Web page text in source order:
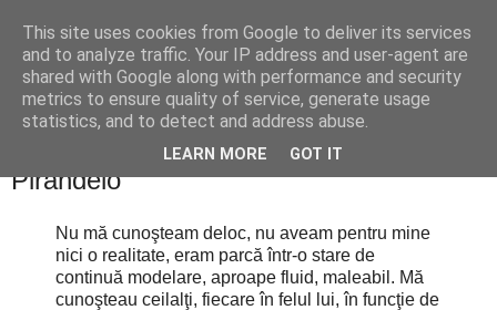
Cealalta realitate
vineri, februarie 03, 2012
Unul, nici unul si o suta de mii - Luigi
Pirandelo
Nu mă cunoşteam deloc, nu aveam pentru mine
nici o realitate, eram parcă într-o stare de
continuă modelare, aproape fluid, maleabil. Mă
cunoşteau ceilalţi, fiecare în felul lui, în funcţie de
This site uses cookies from Google to deliver its services
and to analyze traffic. Your IP address and user-agent are
shared with Google along with performance and security
metrics to ensure quality of service, generate usage
statistics, and to detect and address abuse.
LEARN MORE GOT IT